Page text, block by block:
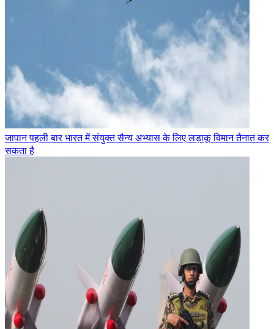
जापान पहली बार भारत में संयुक्त सैन्य अभ्यास के लिए लड़ाकू विमान तैनात कर
सकता है